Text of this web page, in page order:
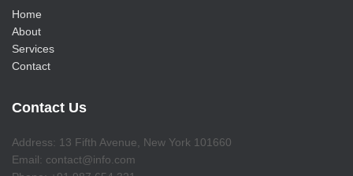
Home
About
Services
Contact
Contact Us
Address: 13 Fifth Avenue, New York 101660
Email: contact@info.com